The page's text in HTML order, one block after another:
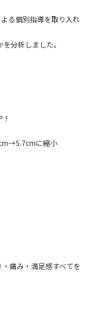
る個別指導を取り入れ
分析しました。
に縮小
痛み・満足感すべてを